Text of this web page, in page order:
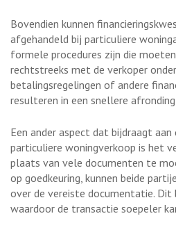
Bovendien kunnen
afgehandeld bij particuliere
formele procedures zijn die
rechtstreeks met de verkoper
betalingsregelingen of andere
resulteren in een snellere
Een ander aspect dat bijdraagt aan
particuliere woningverkoop is het
plaats van vele documenten te
op goedkeuring, kunnen beide
over de vereiste documentatie. Dit
waardoor de transactie soepeler